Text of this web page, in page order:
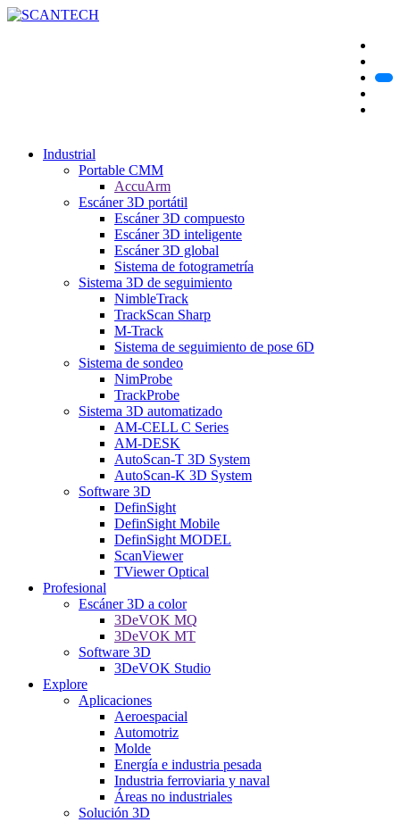
Industrial
Portable CMM
AccuArm
Escáner 3D portátil
Escáner 3D compuesto
Escáner 3D inteligente
Escáner 3D global
Sistema de fotogrametría
Sistema 3D de seguimiento
NimbleTrack
TrackScan Sharp
M-Track
Sistema de seguimiento de pose 6D
Sistema de sondeo
NimProbe
TrackProbe
Sistema 3D automatizado
AM-CELL C Series
AM-DESK
AutoScan-T 3D System
AutoScan-K 3D System
Software 3D
DefinSight
DefinSight Mobile
DefinSight MODEL
ScanViewer
TViewer Optical
Profesional
Escáner 3D a color
3DeVOK MQ
3DeVOK MT
Software 3D
3DeVOK Studio
Explore
Aplicaciones
Aeroespacial
Automotriz
Molde
Energía e industria pesada
Industria ferroviaria y naval
Áreas no industriales
Solución 3D